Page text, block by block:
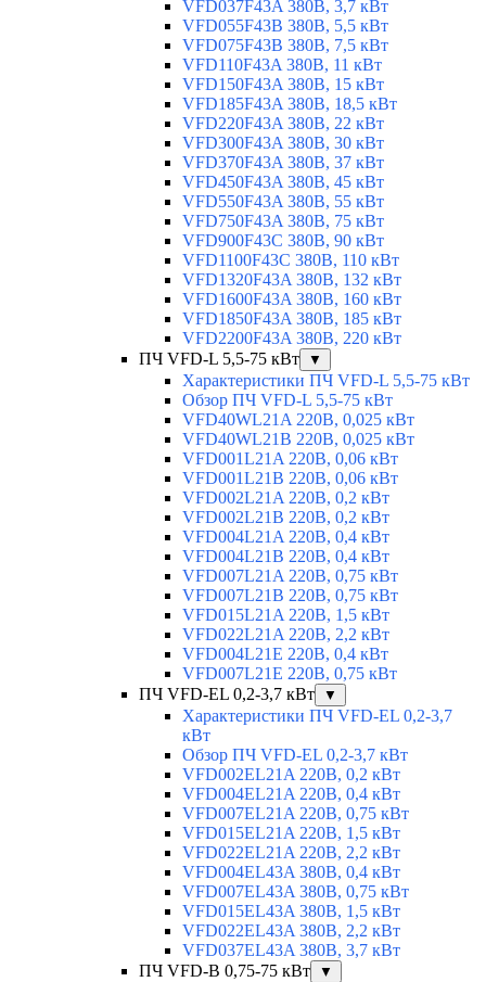
VFD037F43A 380В, 3,7 кВт
VFD055F43B 380В, 5,5 кВт
VFD075F43B 380В, 7,5 кВт
VFD110F43A 380В, 11 кВт
VFD150F43A 380В, 15 кВт
VFD185F43A 380В, 18,5 кВт
VFD220F43A 380В, 22 кВт
VFD300F43A 380В, 30 кВт
VFD370F43A 380В, 37 кВт
VFD450F43A 380В, 45 кВт
VFD550F43A 380В, 55 кВт
VFD750F43A 380В, 75 кВт
VFD900F43C 380В, 90 кВт
VFD1100F43C 380В, 110 кВт
VFD1320F43A 380В, 132 кВт
VFD1600F43A 380В, 160 кВт
VFD1850F43A 380В, 185 кВт
VFD2200F43A 380В, 220 кВт
ПЧ VFD-L 5,5-75 кВт
▼
Характеристики ПЧ VFD-L 5,5-75 кВт
Обзор ПЧ VFD-L 5,5-75 кВт
VFD40WL21A 220В, 0,025 кВт
VFD40WL21B 220В, 0,025 кВт
VFD001L21A 220В, 0,06 кВт
VFD001L21B 220В, 0,06 кВт
VFD002L21A 220В, 0,2 кВт
VFD002L21B 220В, 0,2 кВт
VFD004L21A 220В, 0,4 кВт
VFD004L21B 220В, 0,4 кВт
VFD007L21A 220В, 0,75 кВт
VFD007L21B 220В, 0,75 кВт
VFD015L21A 220В, 1,5 кВт
VFD022L21A 220В, 2,2 кВт
VFD004L21E 220В, 0,4 кВт
VFD007L21E 220В, 0,75 кВт
ПЧ VFD-EL 0,2-3,7 кВт
▼
Характеристики ПЧ VFD-EL 0,2-3,7
кВт
Обзор ПЧ VFD-EL 0,2-3,7 кВт
VFD002EL21A 220В, 0,2 кВт
VFD004EL21A 220В, 0,4 кВт
VFD007EL21A 220В, 0,75 кВт
VFD015EL21A 220В, 1,5 кВт
VFD022EL21A 220В, 2,2 кВт
VFD004EL43A 380В, 0,4 кВт
VFD007EL43A 380В, 0,75 кВт
VFD015EL43A 380В, 1,5 кВт
VFD022EL43A 380В, 2,2 кВт
VFD037EL43A 380В, 3,7 кВт
ПЧ VFD-B 0,75-75 кВт
▼